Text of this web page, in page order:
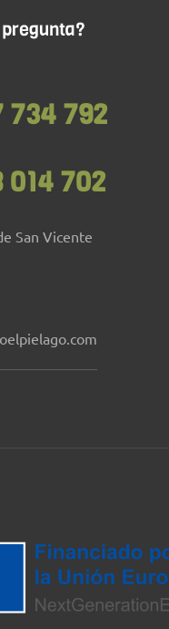
734 792
014 702
San Vicente